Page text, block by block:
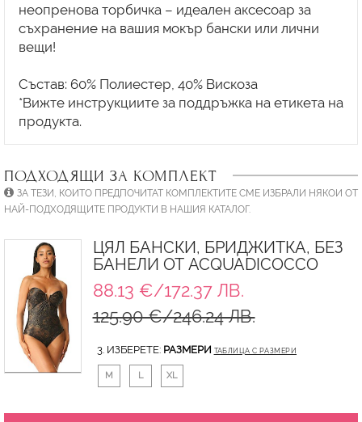
неопренова торбичка – идеален аксесоар за
съхранение на вашия мокър бански или лични
вещи!
Състав: 60% Полиестер, 40% Вискоза
*Вижте инструкциите за поддръжка на етикета на
ПОДХОДЯЩИ ЗА КОМПЛЕКТ
ЗА ТЕЗИ, КОИТО ПРЕДПОЧИТАТ КОМПЛЕКТИТЕ СМЕ ИЗБРАЛИ НЯКОИ ОТ
НАЙ-ПОДХОДЯЩИТЕ ПРОДУКТИ В НАШИЯ КАТАЛОГ.
ЦЯЛ БАНСКИ, БРИДЖИТКА, БЕЗ
БАНЕЛИ ОТ ACQUADICOCCO
88.13 €/172.37 ЛВ.
125.90 €/246.24 ЛВ.
3. ИЗБЕРЕТЕ: РАЗМЕРИ ТАБЛИЦА С РАЗМЕРИ
M L XL